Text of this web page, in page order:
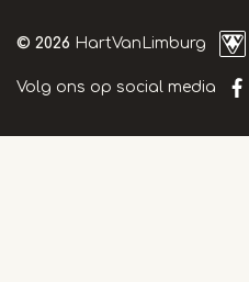
© 2026 HartVanLimburg
Volg ons op social media